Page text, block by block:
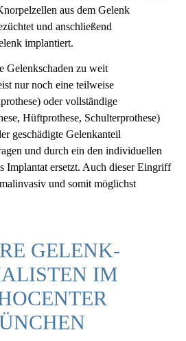
aus dem Gelenk
und anschließend
implantiert.
Gelenkschaden zu weit
nur noch eine teilweise
oder vollständige
Hüftprothese, Schulterprothese)
geschädigte Gelenkanteil
und durch ein den individuellen
Implantat ersetzt. Auch dieser Eingriff
und somit möglichst
GELENK-
IM